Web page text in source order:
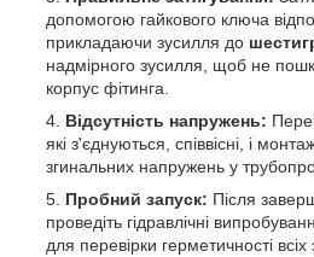
допомогою гайкового ключа
прикладаючи зусилля до
надмірного зусилля, щоб не
корпус фітинга.
Відсутність напружень:
які з'єднуються, співвісні, і
згинальних напружень у
Пробний запуск: Після
проведіть гідравлічні
для перевірки герметичності всіх